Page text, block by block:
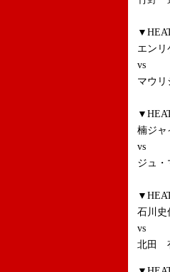
エンリ
vs
マウリ
楠ジャ
vs
ジュ・
石川史
vs
北田